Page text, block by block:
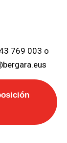
769 003 o